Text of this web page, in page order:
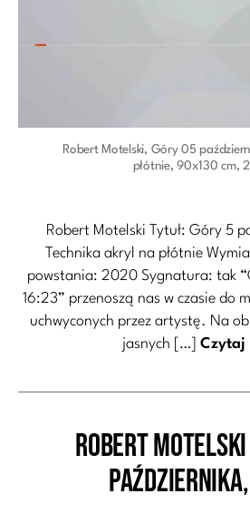
Robert Motelski, Góry 05
płótnie, 90x130 cm,
Robert Motelski Tytuł: Góry 5
Technika akryl na płótnie
powstania: 2020 Sygnatura: tak
16:23” przenoszą nas w czasie do
uchwyconych przez artystę. Na
jasnych […] Czytaj
Robert Motelski